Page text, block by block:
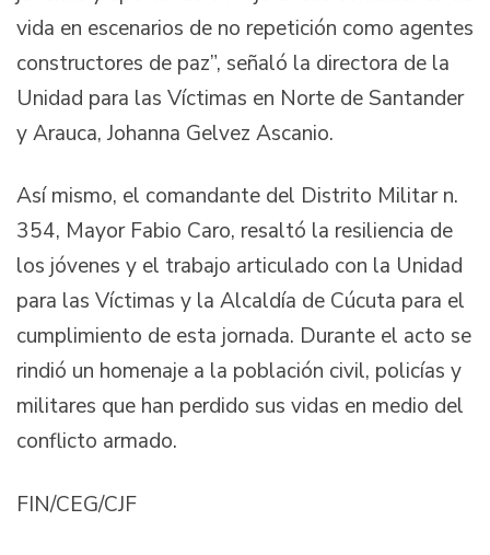
vida en escenarios de no repetición como agentes
constructores de paz”, señaló la directora de la
Unidad para las Víctimas en Norte de Santander
y Arauca, Johanna Gelvez Ascanio.
Así mismo, el comandante del Distrito Militar n.
354, Mayor Fabio Caro, resaltó la resiliencia de
los jóvenes y el trabajo articulado con la Unidad
para las Víctimas y la Alcaldía de Cúcuta para el
cumplimiento de esta jornada. Durante el acto se
rindió un homenaje a la población civil, policías y
militares que han perdido sus vidas en medio del
conflicto armado.
FIN/CEG/CJF